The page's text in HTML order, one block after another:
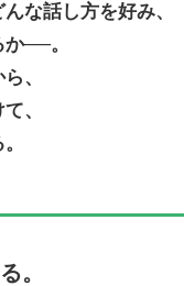
な話し方を好み、
──。
、
、
。